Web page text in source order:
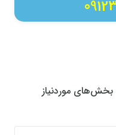
بخش‌های موردنیاز